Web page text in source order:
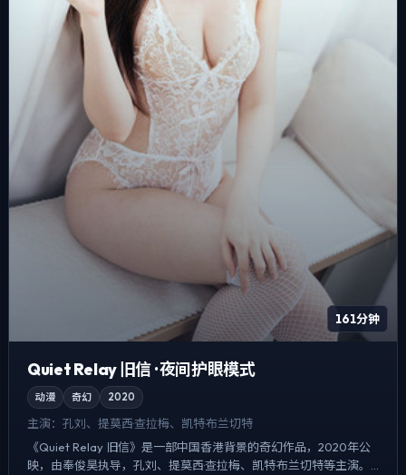
161分钟
Quiet Relay 旧信 · 夜间护眼模式
动漫 奇幻 2020
主演： 孔刘、提莫西·查拉梅、凯特·布兰切特
《Quiet Relay 旧信》是一部中国香港背景的奇幻作品，2020年公
映，由奉俊昊执导，孔刘、提莫西·查拉梅、凯特·布兰切特等主演。